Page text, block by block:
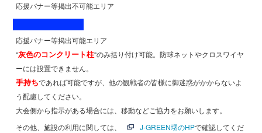
応援バナー等掲出不可能エリア
応援バナー等掲出可能エリア
“灰色のコンクリート柱“のみ括り付け可能。防球ネットやクロスワイヤ
ーには設置できません。
手持ちであれば可能ですが、他の観戦者の皆様に御迷惑がかからないよ
う配慮してください。
大会側から指示がある場合には、移動などご協力をお願いします。
その他、施設の利用に関しては、
J-GREEN堺のHPで確認してくだ